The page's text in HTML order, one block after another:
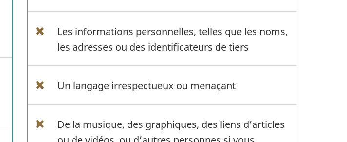
Les informations personnelles, telles que les noms,
les adresses ou des identificateurs de tiers
Un langage irrespectueux ou menaçant
De la musique, des graphiques, des liens d’articles